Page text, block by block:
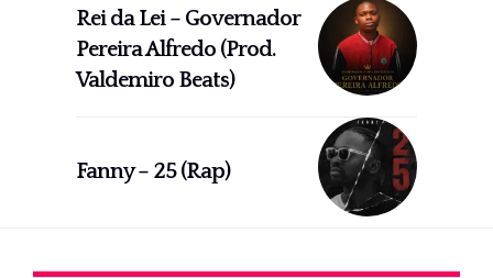
Rei da Lei – Governador
Pereira Alfredo (Prod.
Valdemiro Beats)
Fanny – 25 (Rap)